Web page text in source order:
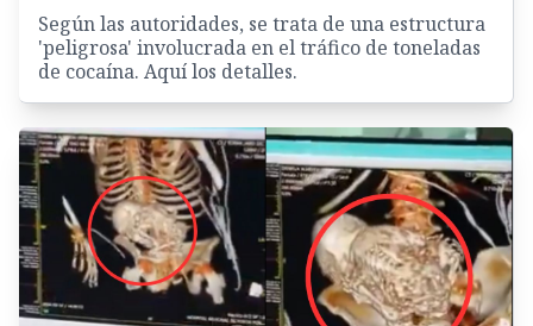
Según las autoridades, se trata de una estructura
'peligrosa' involucrada en el tráfico de toneladas
de cocaína. Aquí los detalles.